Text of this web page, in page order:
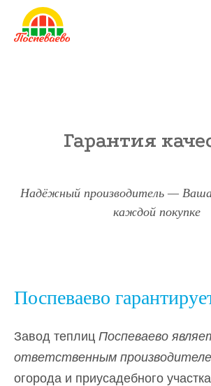
Гарантия
Надёжный производитель — Ваша
каждой покупке
Поспеваево
Завод теплиц Поспеваево
ответственным
огорода и приусадебного